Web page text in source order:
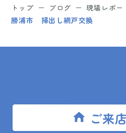
ご来
トップ ブログ
現場レポー
勝浦市 掃出し網戸交換